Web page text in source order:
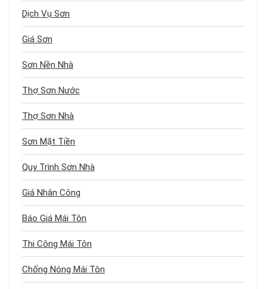
Dịch Vụ Sơn
Giá Sơn
Sơn Nền Nhà
Thợ Sơn Nước
Thợ Sơn Nhà
Sơn Mặt Tiền
Quy Trình Sơn Nhà
Giá Nhân Công
Báo Giá Mái Tôn
Thi Công Mái Tôn
Chống Nóng Mái Tôn